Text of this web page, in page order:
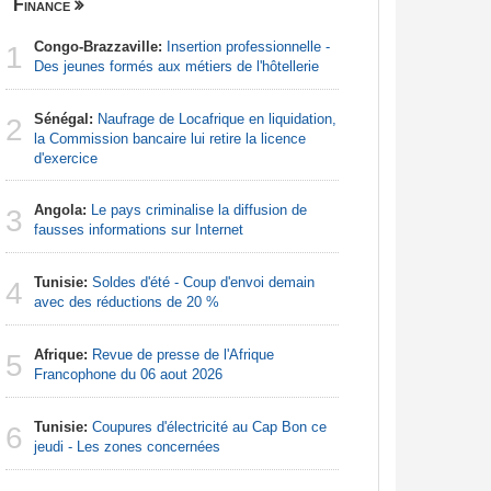
Finance
1 Congo-Brazzaville: Insertion professionnelle -
Des jeunes formés aux métiers de l'hôtellerie
2 Sénégal: Naufrage de Locafrique en liquidation,
la Commission bancaire lui retire la licence
d'exercice
3 Angola: Le pays criminalise la diffusion de
fausses informations sur Internet
4 Tunisie: Soldes d'été - Coup d'envoi demain
avec des réductions de 20 %
5 Afrique: Revue de presse de l'Afrique
Francophone du 06 aout 2026
6 Tunisie: Coupures d'électricité au Cap Bon ce
jeudi - Les zones concernées